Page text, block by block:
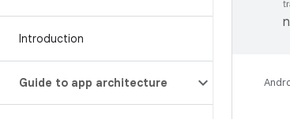
Introduction
Guide to app architecture